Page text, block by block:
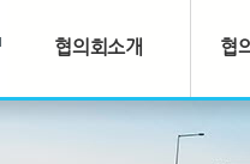
협의회소개 협